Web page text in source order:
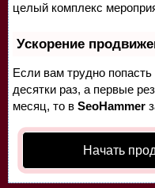
целый комплекс
Ускорение
Если вам трудно
десятки раз, а первые
месяц, то в SeoHammer
Начать